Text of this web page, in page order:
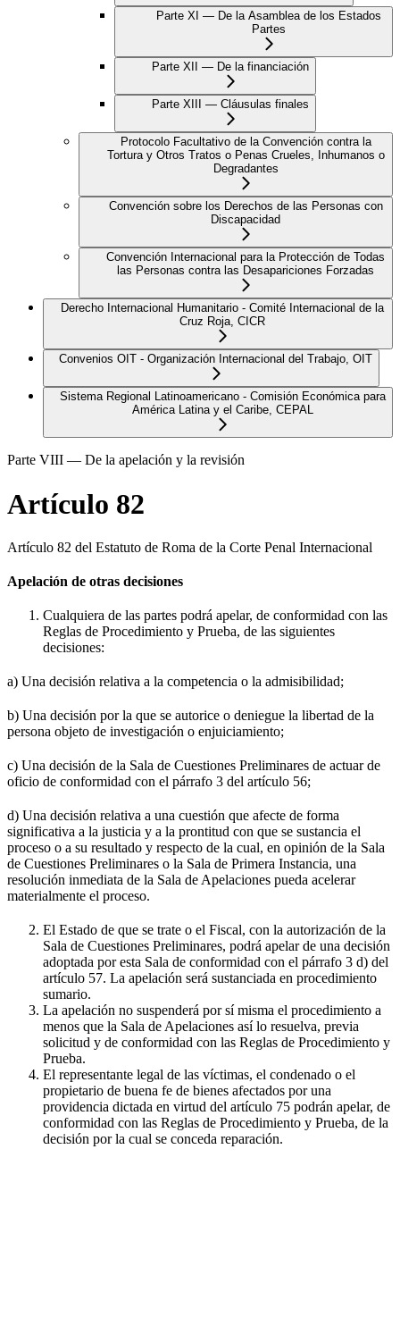
Parte XI — De la Asamblea de los Estados
Partes
Parte XII — De la financiación
Parte XIII — Cláusulas finales
Protocolo Facultativo de la Convención contra la
Tortura y Otros Tratos o Penas Crueles, Inhumanos o
Degradantes
Convención sobre los Derechos de las Personas con
Discapacidad
Convención Internacional para la Protección de Todas
las Personas contra las Desapariciones Forzadas
Derecho Internacional Humanitario - Comité Internacional de la
Cruz Roja, CICR
Convenios OIT - Organización Internacional del Trabajo, OIT
Sistema Regional Latinoamericano - Comisión Económica para
América Latina y el Caribe, CEPAL
Parte VIII — De la apelación y la revisión
Artículo 82
Artículo 82 del Estatuto de Roma de la Corte Penal Internacional
Apelación de otras decisiones
Cualquiera de las partes podrá apelar, de conformidad con las
Reglas de Procedimiento y Prueba, de las siguientes
decisiones:
a) Una decisión relativa a la competencia o la admisibilidad;
b) Una decisión por la que se autorice o deniegue la libertad de la
persona objeto de investigación o enjuiciamiento;
c) Una decisión de la Sala de Cuestiones Preliminares de actuar de
oficio de conformidad con el párrafo 3 del artículo 56;
d) Una decisión relativa a una cuestión que afecte de forma
significativa a la justicia y a la prontitud con que se sustancia el
proceso o a su resultado y respecto de la cual, en opinión de la Sala
de Cuestiones Preliminares o la Sala de Primera Instancia, una
resolución inmediata de la Sala de Apelaciones pueda acelerar
materialmente el proceso.
El Estado de que se trate o el Fiscal, con la autorización de la
Sala de Cuestiones Preliminares, podrá apelar de una decisión
adoptada por esta Sala de conformidad con el párrafo 3 d) del
artículo 57. La apelación será sustanciada en procedimiento
sumario.
La apelación no suspenderá por sí misma el procedimiento a
menos que la Sala de Apelaciones así lo resuelva, previa
solicitud y de conformidad con las Reglas de Procedimiento y
Prueba.
El representante legal de las víctimas, el condenado o el
propietario de buena fe de bienes afectados por una
providencia dictada en virtud del artículo 75 podrán apelar, de
conformidad con las Reglas de Procedimiento y Prueba, de la
decisión por la cual se conceda reparación.